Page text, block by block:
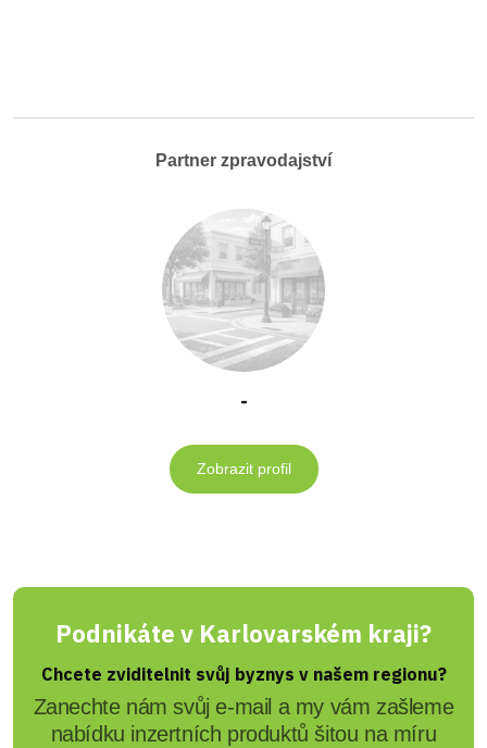
Partner zpravodajství
-
Zobrazit profil
Podnikáte v Karlovarském kraji?
Chcete zviditelnit svůj byznys v našem regionu?
Zanechte nám svůj e-mail a my vám zašleme
nabídku inzertních produktů šitou na míru